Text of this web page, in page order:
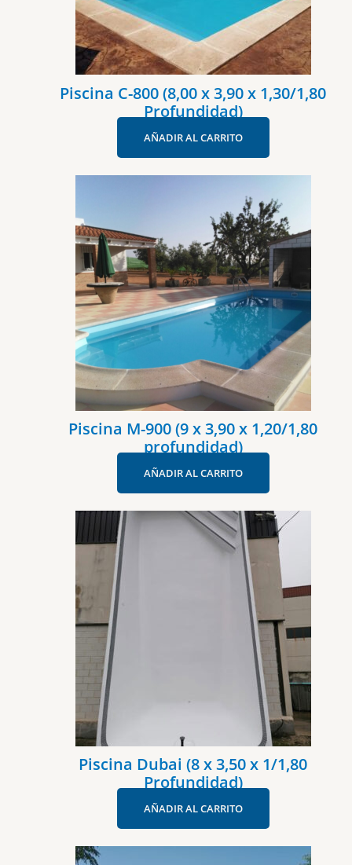
Piscina C-800 (8,00 x 3,90 x 1,30/1,80
Profundidad)
AÑADIR AL CARRITO
Piscina M-900 (9 x 3,90 x 1,20/1,80
profundidad)
AÑADIR AL CARRITO
Piscina Dubai (8 x 3,50 x 1/1,80
Profundidad)
AÑADIR AL CARRITO